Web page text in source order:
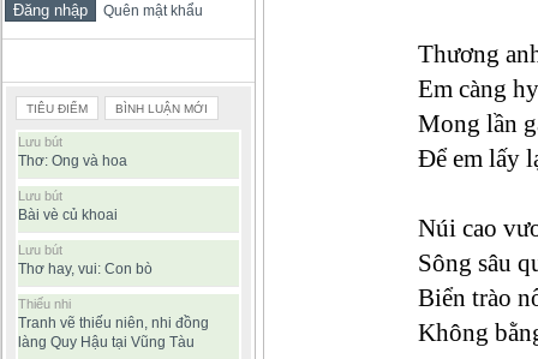
Quên mật khẩu
TIÊU ĐIỂM BÌNH LUẬN MỚI
Lưu bút
Thơ: Ong và hoa
Lưu bút
Bài vè củ khoai
Lưu bút
Thơ hay, vui: Con bò
Thiếu nhi
Tranh vẽ thiếu niên, nhi đồng
làng Quy Hậu tại Vũng Tàu
Thương
Em càng
Mong lần
Để em lấy
Núi cao
Sông sâu
Biển trào
Không